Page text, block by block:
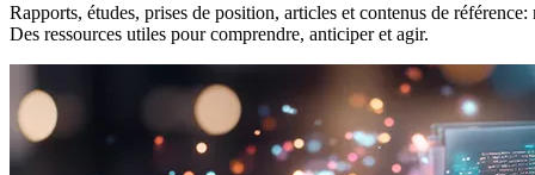
Rapports, études, prises de position, articles et contenus de
Des ressources utiles pour comprendre, anticiper et agir.